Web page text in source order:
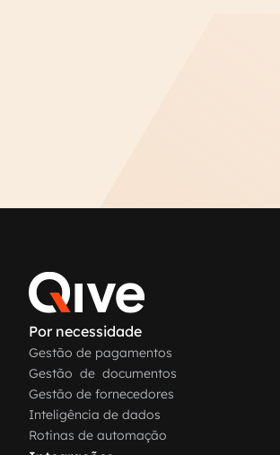
Por necessidade
Gestão de pagamentos
Gestão de documentos
Gestão de fornecedores
Inteligência de dados
Rotinas de automação